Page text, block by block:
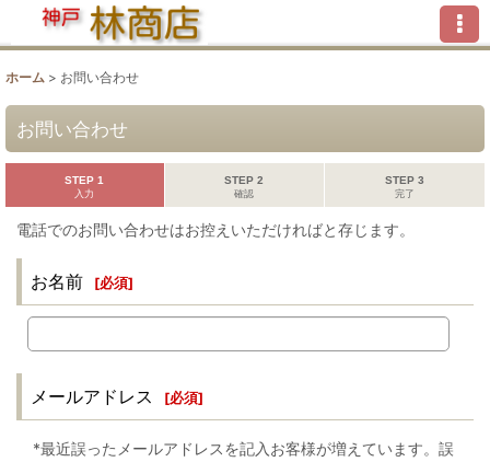
ホーム > お問い合わせ
お問い合わせ
STEP 1
入力
STEP 2
確認
STEP 3
完了
電話でのお問い合わせはお控えいただければと存じます。
お名前 [必須]
メールアドレス [必須]
*最近誤ったメールアドレスを記入お客様が増えています。誤